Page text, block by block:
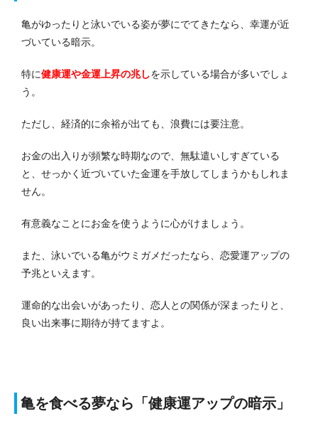
亀がゆったりと泳いでいる姿が夢にでてきたなら、幸運が近
づいている暗示。
特に健康運や金運上昇の兆しを示している場合が多いでしょ
う。
ただし、経済的に余裕が出ても、浪費には要注意。
お金の出入りが頻繁な時期なので、無駄遣いしすぎている
と、せっかく近づいていた金運を手放してしまうかもしれま
せん。
有意義なことにお金を使うように心がけましょう。
また、泳いでいる亀がウミガメだったなら、恋愛運アップの
予兆といえます。
運命的な出会いがあったり、恋人との関係が深まったりと、
良い出来事に期待が持てますよ。
亀を食べる夢なら「健康運アップの暗示」